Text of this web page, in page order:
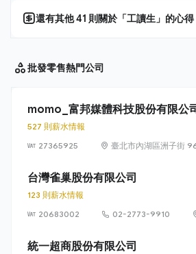
還有其他41 則關於「工讀生 」的心得
批發零售熱門公司
momo_富邦媒體科技股份有限公
527 則薪水情報
27365925
臺北市內湖區洲子街
台灣雀巢股份有限公司
123 則薪水情報
20683002
02-2773-9910
統一超商股份有限公司